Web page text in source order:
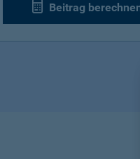
Beitrag